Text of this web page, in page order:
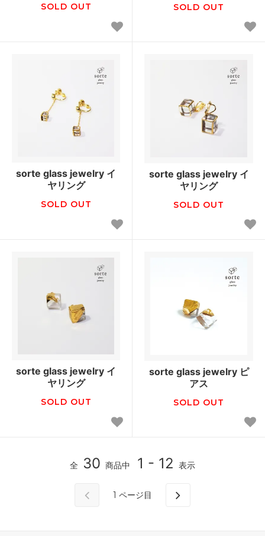
SOLD OUT SOLD OUT
sorte glass jewelry イ
ヤリング
SOLD OUT
sorte glass jewelry イ
ヤリング
SOLD OUT
sorte glass jewelry イ
ヤリング
SOLD OUT
sorte glass jewelry ピ
アス
SOLD OUT
全 30 商品中 1 - 12 表示
1 ページ目